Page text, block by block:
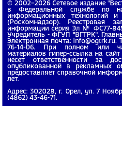
© 2002−2026 Сетевое издание
в Федеральной службе по
информационных технологий
(Роскомнадзор). Реестровая
информации серия Эл № ФС77-
Учредитель - ФГУП "ВГТРК".
Электронная почта: info@ogtrk.ru.
76-14-06. При полном или
материалов гипер-ссылка на
несет ответственности за
опубликованной в рекламных
предоставляет справочной
лет.
Адрес: 302028, г. Орел, ул. 7
(4862) 43-46-71.